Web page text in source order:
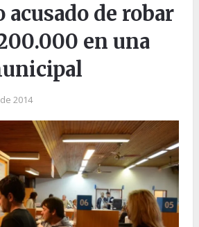
acusado de robar
en una
2014